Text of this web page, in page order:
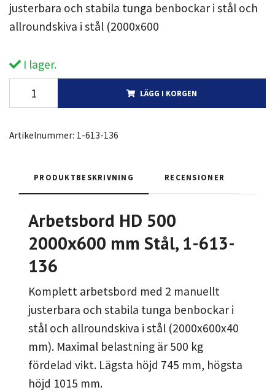
justerbara och stabila tunga benbockar i stål och
allroundskiva i stål (2000x600
I lager.
LÄGG I KORGEN
Artikelnummer: 1-613-136
PRODUKTBESKRIVNING RECENSIONER
Arbetsbord HD 500
2000x600 mm Stål, 1-613-
136
Komplett arbetsbord med 2 manuellt
justerbara och stabila tunga benbockar i
stål och allroundskiva i stål (2000x600x40
mm). Maximal belastning är 500 kg
fördelad vikt. Lägsta höjd 745 mm, högsta
höjd 1015 mm.